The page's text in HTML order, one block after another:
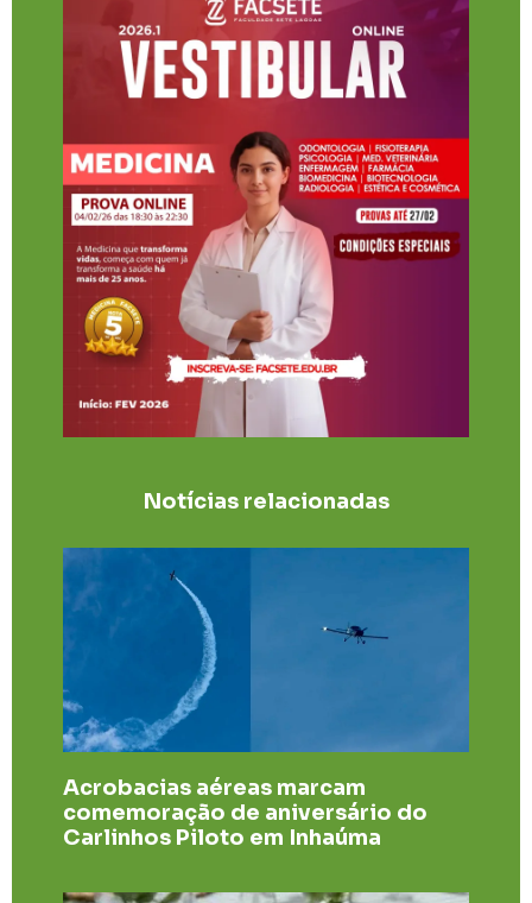
Notícias relacionadas
Acrobacias aéreas marcam
comemoração de aniversário do
Carlinhos Piloto em Inhaúma